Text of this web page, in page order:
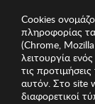
Cookies
πληροφορίας
(Chrome,
λειτουργία
τις
αυτόν. Στο site
διαφορετικοί